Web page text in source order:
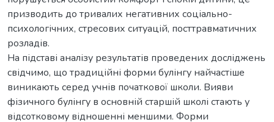
призводить до тривалих негативних соціально-
психологічних, стресових ситуацій, посттравматичних
розладів.
На підставі аналізу результатів проведених досліджень
свідчимо, що традиційні форми булінгу найчастіше
виникають серед учнів початкової школи. Вияви
фізичного булінгу в основній старшій школі стають у
відсотковому відношенні меншими. Форми